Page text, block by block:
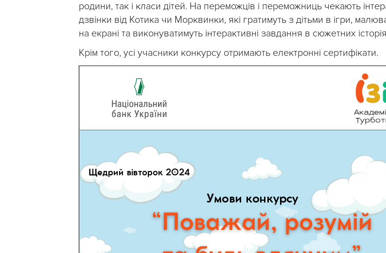
родини, так і класи дітей. На переможців і переможниць чекають
дзвінки від Котика чи Морквинки, які гратимуть з дітьми в ігри,
на екрані та виконуватимуть інтерактивні завдання в сюжетних
Крім того, усі учасники конкурсу отримають електронні сертифікати.